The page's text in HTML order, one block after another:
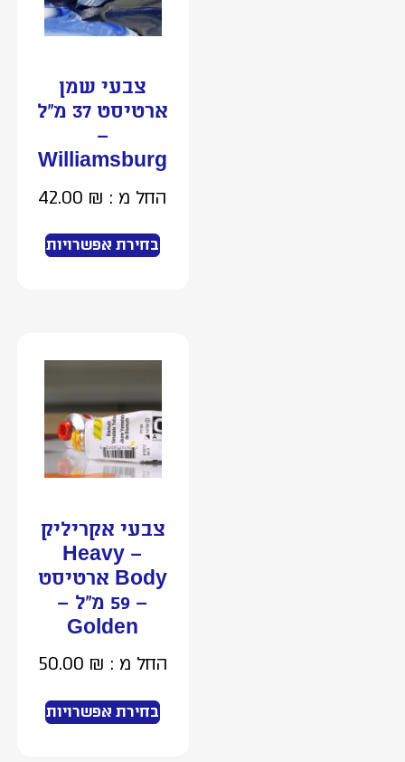
צבעי שמן
ארטיסט 37 מ”ל
–
Williamsburg
החל מ : 42.00₪
בחירת אפשרויות
צבעי אקריליק
– Heavy
Body ארטיסט
– 59 מ”ל –
Golden
החל מ : 50.00₪
בחירת אפשרויות